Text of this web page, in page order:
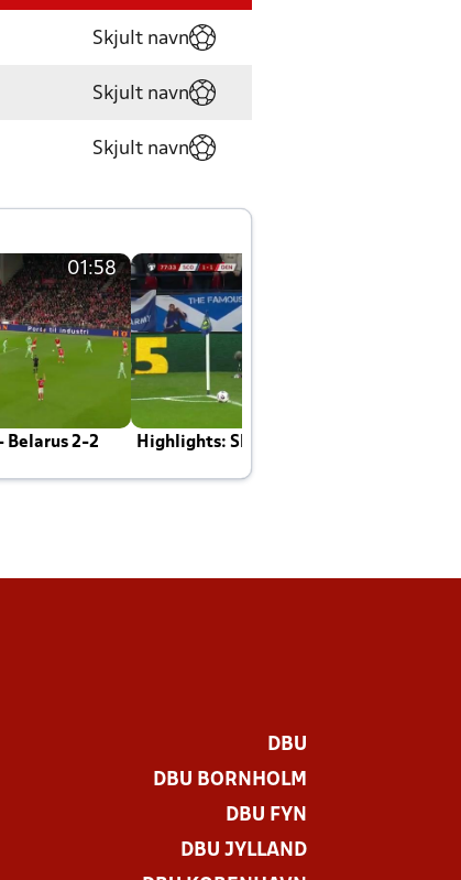
Skjult navn
Skjult navn
Skjult navn
01:58
Belarus 2-2 Highlights: Skotland - Danmark 4-2
DBU
DBU BORNHOLM
DBU FYN
DBU JYLLAND